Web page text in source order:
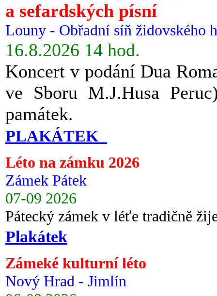
a sefardských písní
Louny - Obřadní síň židovského
16.8.2026 14 hod.
Koncert v podání Dua
ve Sboru M.J.Husa
památek.
PLAKÁTEK
Léto na zámku 2026
Zámek Pátek
07-09 2026
Pátecký zámek v léťe tradičně
Plakátek
Zámeké kulturní léto
Nový Hrad - Jimlín